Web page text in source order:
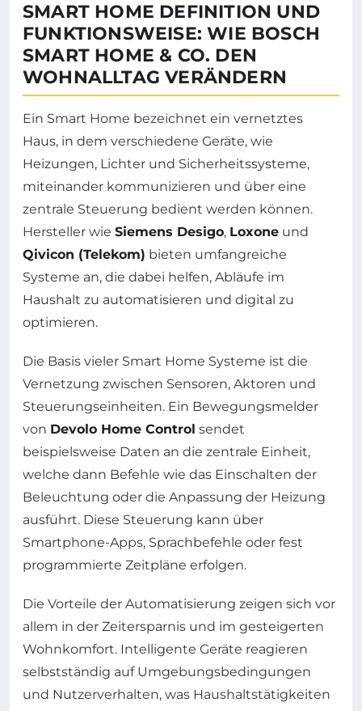
SMART HOME DEFINITION UND
FUNKTIONSWEISE: WIE BOSCH
SMART HOME & CO. DEN
WOHNALLTAG VERÄNDERN
Ein Smart Home bezeichnet ein vernetztes
Haus, in dem verschiedene Geräte, wie
Heizungen, Lichter und Sicherheitssysteme,
miteinander kommunizieren und über eine
zentrale Steuerung bedient werden können.
Hersteller wie Siemens Desigo, Loxone und
Qivicon (Telekom) bieten umfangreiche
Systeme an, die dabei helfen, Abläufe im
Haushalt zu automatisieren und digital zu
optimieren.
Die Basis vieler Smart Home Systeme ist die
Vernetzung zwischen Sensoren, Aktoren und
Steuerungseinheiten. Ein Bewegungsmelder
von Devolo Home Control sendet
beispielsweise Daten an die zentrale Einheit,
welche dann Befehle wie das Einschalten der
Beleuchtung oder die Anpassung der Heizung
ausführt. Diese Steuerung kann über
Smartphone-Apps, Sprachbefehle oder fest
programmierte Zeitpläne erfolgen.
Die Vorteile der Automatisierung zeigen sich vor
allem in der Zeitersparnis und im gesteigerten
Wohnkomfort. Intelligente Geräte reagieren
selbstständig auf Umgebungsbedingungen
und Nutzerverhalten, was Haushaltstätigkeiten